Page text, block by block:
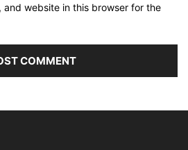
and website in this browser for the